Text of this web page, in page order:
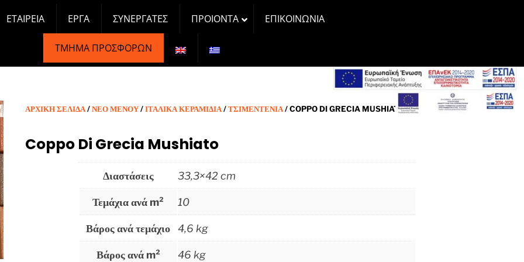
ΕΤΑΙΡΕΊΑ ΈΡΓΑ ΣΥΝΕΡΓΆΤΕΣ ΠΡΟΙΟΝΤΑ ΕΠΙΚΟΙΝΩΝΊΑ
ΤΜΉΜΑ ΠΡΟΣΦΟΡΏΝ
ΑΡΧΙΚΉ ΣΕΛΊΔΑ/ΝΕΟ ΜΕΝΟΥ/ΙΤΑΛΙΚΑ ΚΕΡΑΜΙΔΙΑ/ΤΣΙΜΕΝΤΈΝΙΑ/ COPPO DI GRECIA MUSHIATO
Coppo Di Grecia Mushiato
Διαστάσεις 33,3×42 cm
Τεμάχια ανά m² 10
Βάρος ανά τεμάχιο 4,6 kg
Βάρος ανά m² 46 kg